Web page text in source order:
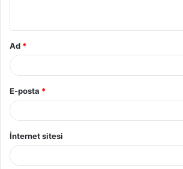
Ad *
E-posta *
İnternet sitesi